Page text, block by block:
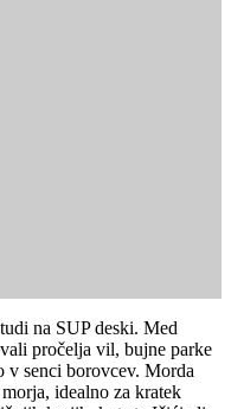
na SUP deski. Med
pročelja vil, bujne parke
v senci borovcev. Morda
idealno za kratek